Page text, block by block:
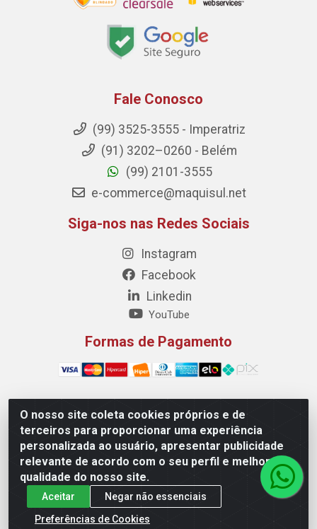
O nosso site coleta cookies próprios e de
terceiros para proporcionar uma experiência
personalizada ao usuário, apresentar publicidade
relevante de acordo com o seu perfil e melhorar a
qualidade do nosso site.
Aceitar
Negar não essenciais
Preferências de Cookies
Fale Conosco
(99) 3525-3555 - Imperatriz
(91) 3202–0260 - Belém
(99) 2101-3555
e-commerce@maquisul.net
Siga-nos nas Redes Sociais
Instagram
Facebook
Linkedin
YouTube
Formas de Pagamento
Maquisul Comercial LTDA - Av. Dorgival Pinheiro de
Sousa, 1521 - Centro, Imperatriz/MA - CEP 65903-270 -
CNPJ 69.427.219/0001-78